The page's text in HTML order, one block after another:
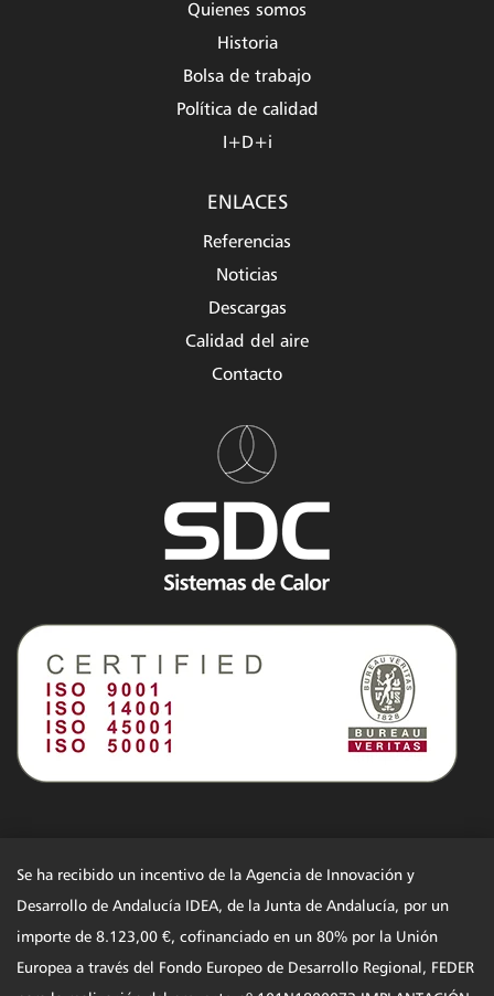
Quienes somos
Historia
Bolsa de trabajo
Política de calidad
I+D+i
ENLACES
Referencias
Noticias
Descargas
Calidad del aire
Contacto
Se ha recibido un incentivo de la Agencia de Innovación y
Desarrollo de Andalucía IDEA, de la Junta de Andalucía, por un
importe de 8.123,00 €, cofinanciado en un 80% por la Unión
Europea a través del Fondo Europeo de Desarrollo Regional, FEDER